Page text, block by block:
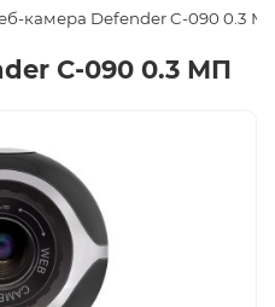
камера Defender C-090 0.3
C-090 0.3 МП